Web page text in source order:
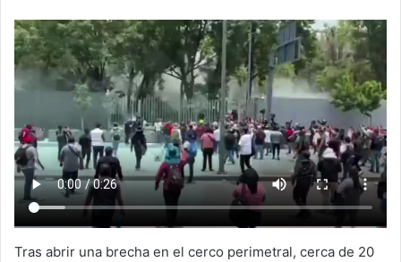
Tras abrir una brecha en el cerco perimetral, cerca de 20